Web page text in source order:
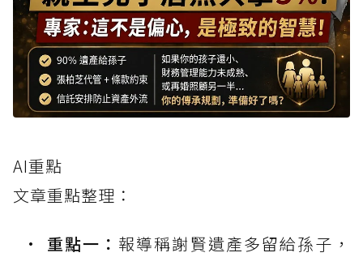
AI重點
文章重點整理：
重點一： 報導稱謝賢遺產多留給孫子，